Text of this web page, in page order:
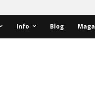
Info Blog